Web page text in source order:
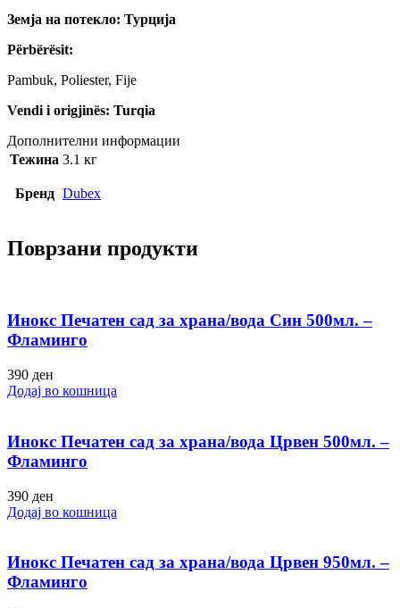
Земја на потекло: Турција
Përbërësit:
Pambuk, Poliester, Fije
Vendi i origjinës: Turqia
Дополнителни информации
Тежина 3.1 кг
Бренд Dubex
Поврзани продукти
Инокс Печатен сад за храна/вода Син 500мл. –
Фламинго
390 ден
Додај во кошница
Инокс Печатен сад за храна/вода Црвен 500мл. –
Фламинго
390 ден
Додај во кошница
Инокс Печатен сад за храна/вода Црвен 950мл. –
Фламинго